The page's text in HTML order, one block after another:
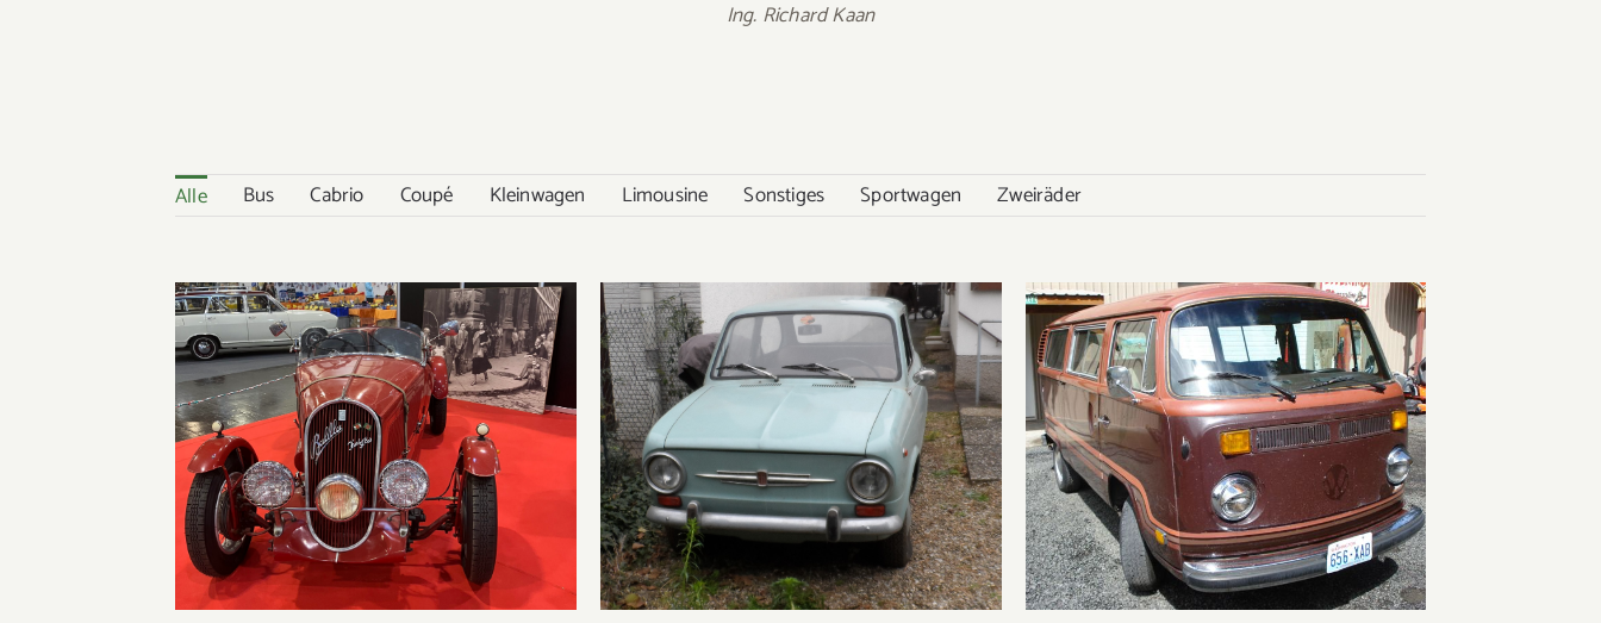
Ing. Richard Kaan
Alle Bus Cabrio Coupé Kleinwagen Limousine Sonstiges Sportwagen Zweiräder
Fiat Balilla Coppa d Oro Fiat 850 Limousine VW Bus T2 B Schiebedach